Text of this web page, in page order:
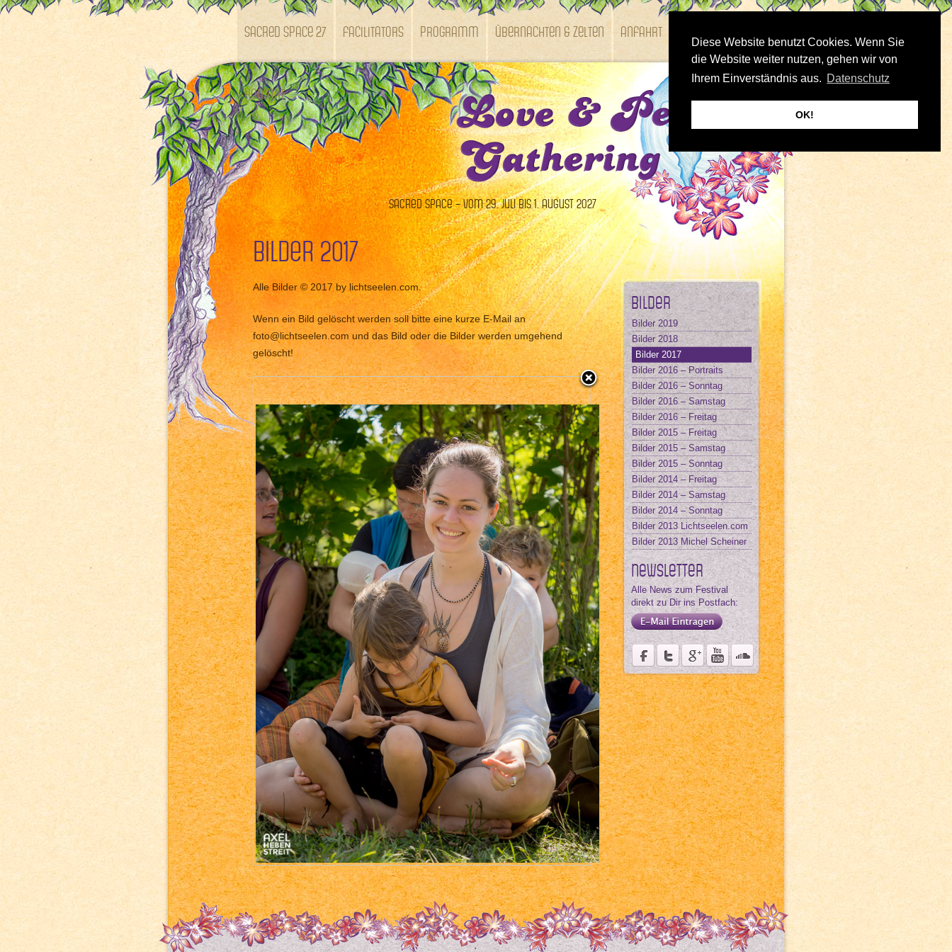
Diese Website benutzt Cookies. Wenn Sie
die Website weiter nutzen, gehen wir von
Ihrem Einverständnis aus. Datenschutz
OK!
SACRED SPACE 27 Facilitators Programm Übernachten & Zelten Anfahrt Bilder
Kontakt
Sacred Space – vom 29. Juli bis 1. August 2027
Bilder 2017
Alle Bilder © 2017 by lichtseelen.com.
Wenn ein Bild gelöscht werden soll bitte eine kurze E-Mail an
foto@lichtseelen.com und das Bild oder die Bilder werden umgehend
gelöscht!
Bilder
Bilder 2019
Bilder 2018
Bilder 2017
Bilder 2016 – Portraits
Bilder 2016 – Sonntag
Bilder 2016 – Samstag
Bilder 2016 – Freitag
Bilder 2015 – Freitag
Bilder 2015 – Samstag
Bilder 2015 – Sonntag
Bilder 2014 – Freitag
Bilder 2014 – Samstag
Bilder 2014 – Sonntag
Bilder 2013 Lichtseelen.com
Bilder 2013 Michel Scheiner
Newsletter
Alle News zum Festival
direkt zu Dir ins Postfach: